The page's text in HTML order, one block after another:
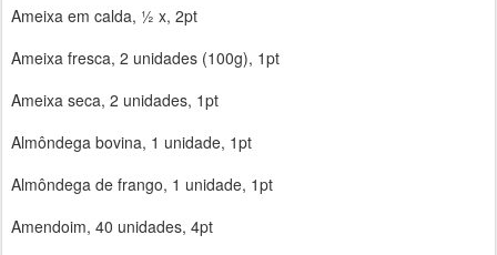
Ameixa em calda, ½ x, 2pt
Ameixa fresca, 2 unidades (100g), 1pt
Ameixa seca, 2 unidades, 1pt
Almôndega bovina, 1 unidade, 1pt
Almôndega de frango, 1 unidade, 1pt
Amendoim, 40 unidades, 4pt